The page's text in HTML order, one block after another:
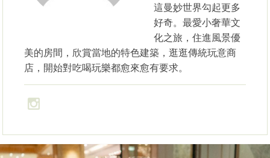
這曼妙世界勾起更多
好奇。最愛小奢華文
化之旅，住進風景優
美的房間，欣賞當地的特色建築，逛逛傳統玩意商
店，開始對吃喝玩樂都愈來愈有要求。